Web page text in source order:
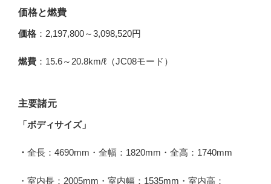
価格と燃費
価格 ：2,197,800～3,098,520円
燃費 ：15.6～20.8km/ℓ（JC08モード）
主要諸元
「ボディサイズ」
・ 全長：4690mm・全幅：1820mm・全高：1740mm
・室内長：2005mm・室内幅：1535mm・室内高：